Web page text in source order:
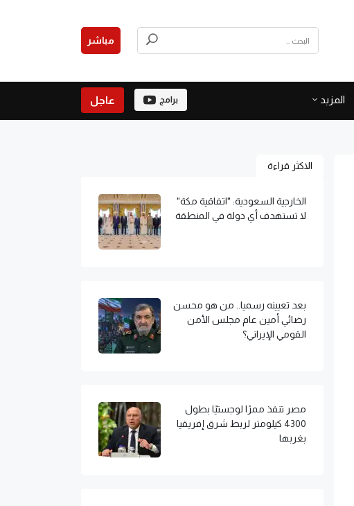
مباشر
المزيد برامج عاجل
الاكثر قراءة
الخارجية السعودية: "اتفاقية مكة"
لا تستهدف أي دولة في المنطقة
بعد تعيينه رسميا.. من هو محسن
رضائي أمين عام مجلس الأمن
القومي الإيراني؟
مصر تنفذ ممرًا لوجستيًا بطول
4300 كيلومتر لربط شرق إفريقيا
بغربها